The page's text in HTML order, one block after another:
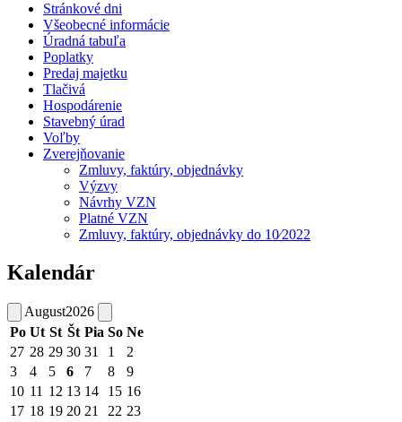
Stránkové dni
Všeobecné informácie
Úradná tabuľa
Poplatky
Predaj majetku
Tlačivá
Hospodárenie
Stavebný úrad
Voľby
Zverejňovanie
Zmluvy, faktúry, objednávky
Výzvy
Návrhy VZN
Platné VZN
Zmluvy, faktúry, objednávky do 10⁄2022
Kalendár
August2026
Po Ut St Št Pia So Ne
27 28 29 30 31 1
2
3
4 5 6 7 8
9
10 11 12 13 14 15 16
17 18 19 20 21 22 23